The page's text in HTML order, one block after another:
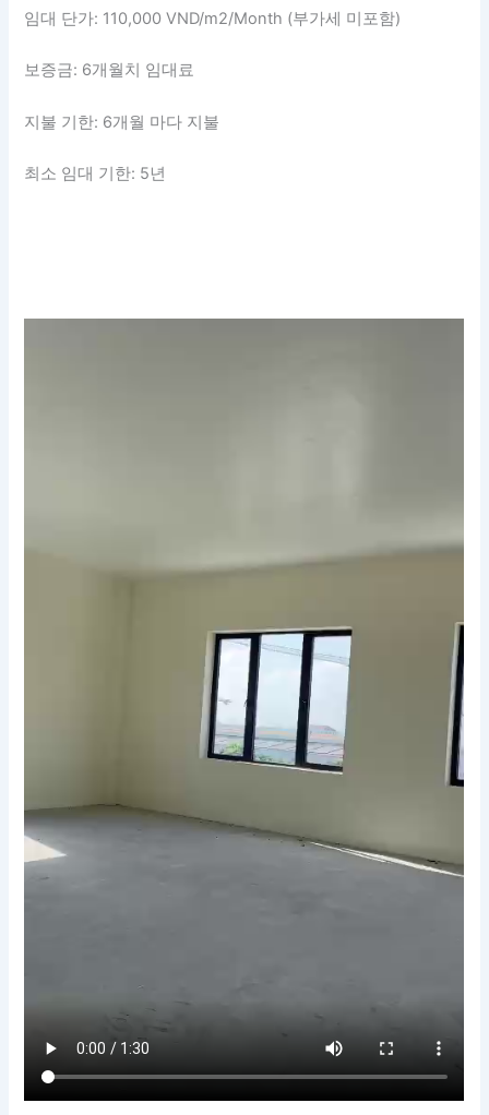
임대 단가: 110,000 VND/m2/Month (부가세 미포함)
보증금: 6개월치 임대료
지불 기한: 6개월 마다 지불
최소 임대 기한: 5년